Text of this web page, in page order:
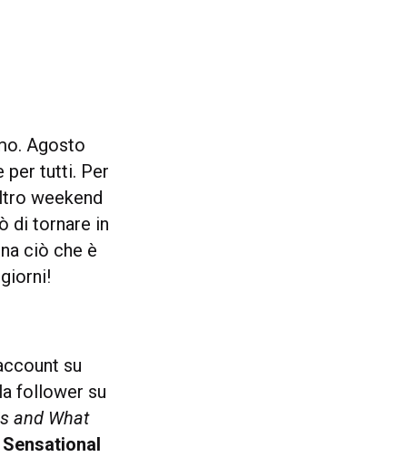
Agosto
per tutti. Per
weekend
di tornare in
ciò che è
su
follower su
and What
Sensational